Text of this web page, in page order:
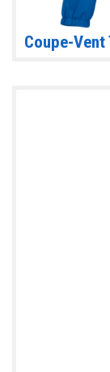
Coupe-Vent